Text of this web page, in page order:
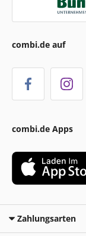
combi.de auf
combi.de Apps
Zahlungsarten